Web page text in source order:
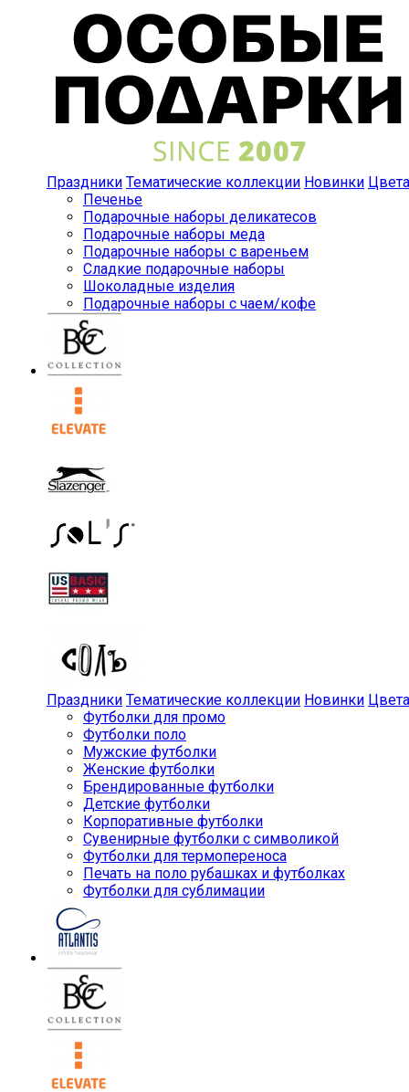
Праздники Тематические коллекции Новинки Цвета
Печенье
Подарочные наборы деликатесов
Подарочные наборы меда
Подарочные наборы с вареньем
Сладкие подарочные наборы
Шоколадные изделия
Подарочные наборы с чаем/кофе
Праздники Тематические коллекции Новинки Цвета
Футболки для промо
Футболки поло
Мужские футболки
Женские футболки
Брендированные футболки
Детские футболки
Корпоративные футболки
Сувенирные футболки с символикой
Футболки для термопереноса
Печать на поло рубашках и футболках
Футболки для сублимации